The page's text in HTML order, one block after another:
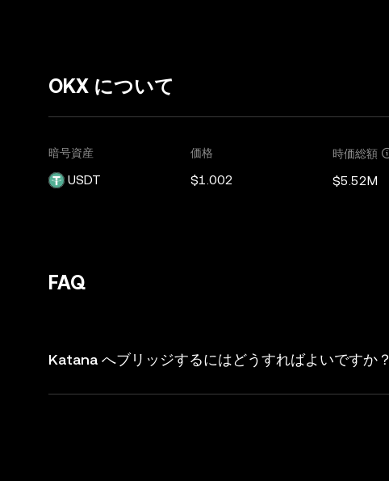
OKX について
暗号資産
USDT
価格
$1.002
時価総額
$5.52M
FAQ
Katana へブリッジするにはどうすればよいですか？